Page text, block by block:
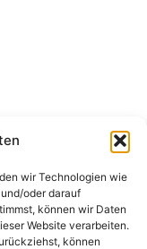
wir Technologien wie
oder darauf
können wir Daten
Website verarbeiten.
können
(DE) und